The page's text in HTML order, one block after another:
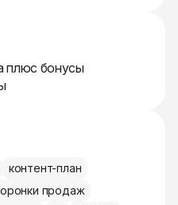
плюс бонусы
контент-план
продаж